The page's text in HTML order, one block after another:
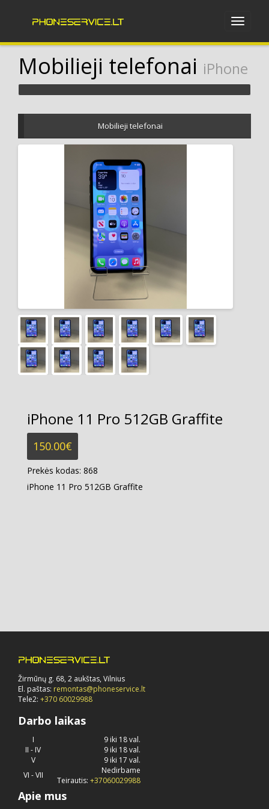
Mobilieji telefonai iPhone
Mobilieji telefonai
iPhone 11 Pro 512GB Graffite
150.00€
Prekės kodas: 868
iPhone 11 Pro 512GB Graffite
Žirmūnų g. 68, 2 aukštas, Vilnius
El. paštas: remontas@phoneservice.lt
Tele2: +370 60029988
Darbo laikas
I
9 iki 18 val.
II - IV
9 iki 18 val.
V
9 iki 17 val.
VI - VII
Nedirbame
Teirautis: +37060029988
Apie mus